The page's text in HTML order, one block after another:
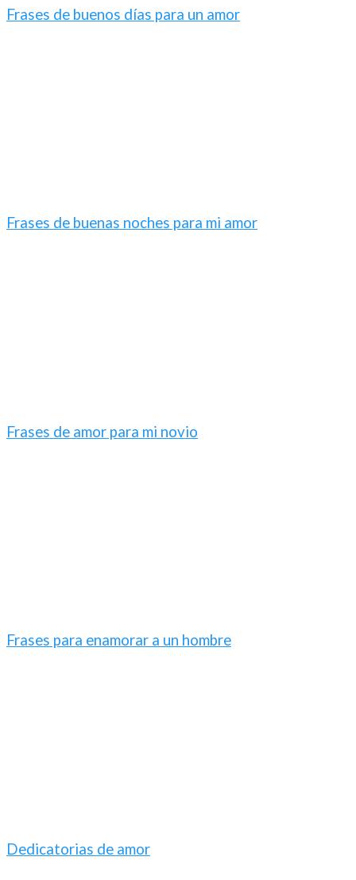
Frases de buenos días para un amor
Frases de buenas noches para mi amor
Frases de amor para mi novio
Frases para enamorar a un hombre
Dedicatorias de amor